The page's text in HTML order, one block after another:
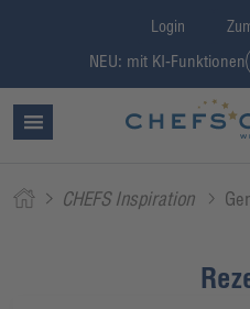
Login
NEU: mit KI-Funktionen
CHEFS Inspiration